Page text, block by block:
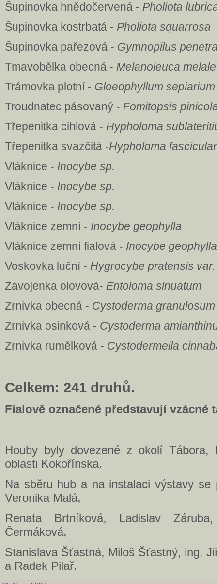
Šupinovka hnědočervená - Pholiota
Šupinovka kostrbatá - Pholiota squarrosa
Šupinovka pařezová - Gymnopilus
Tmavobělka obecná - Melanoleuca
Trámovka plotní - Gloeophyllum sepiarium
Troudnatec pásovaný - Fomitopsis
Třepenitka cihlová - Hypholoma
Třepenitka svazčitá -Hypholoma
Vláknice - Inocybe sp.
Vláknice - Inocybe sp.
Vláknice - Inocybe sp.
Vláknice zemní - Inocybe geophylla
Vláknice zemní fialová - Inocybe
Voskovka luční - Hygrocybe pratensis
Závojenka olovová- Entoloma sinuatum
Zrnivka obecná - Cystoderma granulosum
Zrnivka osinková - Cystoderma
Zrnivka rumělková - Cystodermella
Celkem: 241 druhů.
Fialově označené představují vzácné
Houby byly dovezené z okolí Tábora,
oblasti Kokořínska.
Na sběru hub a na instalaci výstavy se
Veronika Malá,
Renata Brtníková, Ladislav
Čermáková,
Stanislava Šťastná, Miloš Šťastný, ing.
a Radek Pilař.